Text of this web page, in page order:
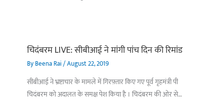
चिदंबरम LIVE: सीबीआई ने मांगी पांच दिन की रिमांड
ByBeena Rai/August 22, 2019
सीबीआई ने भ्रष्टाचार के मामले में गिरफ़्तार किए गए पूर्व गृहमंत्री पी
चिदंबरम को अदालत के समक्ष पेश किया है । चिदंबरम की ओर से…